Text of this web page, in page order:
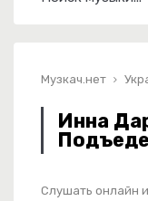
Музкач.нет
Инна
Слушать онлайн и